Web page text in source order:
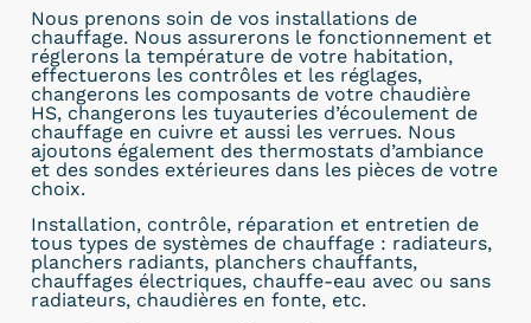
Nous prenons soin de vos installations de
chauffage. Nous assurerons le fonctionnement et
réglerons la température de votre habitation,
effectuerons les contrôles et les réglages,
changerons les composants de votre chaudière
HS, changerons les tuyauteries d’écoulement de
chauffage en cuivre et aussi les verrues. Nous
ajoutons également des thermostats d’ambiance
et des sondes extérieures dans les pièces de votre
choix.
Installation, contrôle, réparation et entretien de
tous types de systèmes de chauffage : radiateurs,
planchers radiants, planchers chauffants,
chauffages électriques, chauffe-eau avec ou sans
radiateurs, chaudières en fonte, etc.